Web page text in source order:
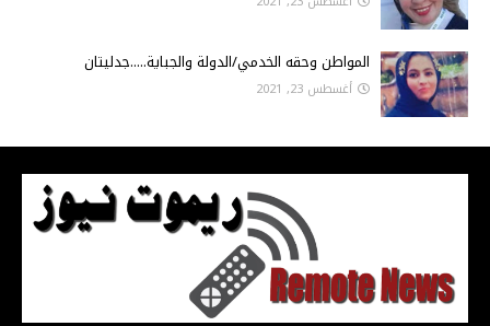
المواطن وحقه الخدمي/الدولة والجباية.....جدليتان
أغسطس 23, 2021